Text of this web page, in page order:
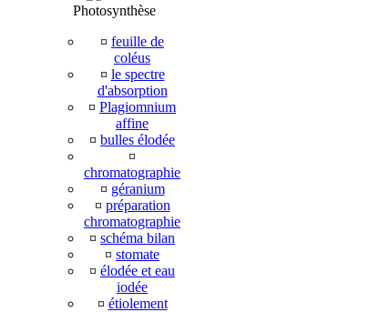
Photosynthèse
¤ feuille de
coléus
¤ le spectre
d'absorption
¤ Plagiomnium
affine
¤ bulles élodée
¤
chromatographie
¤ géranium
¤ préparation
chromatographie
¤ schéma bilan
¤ stomate
¤ élodée et eau
iodée
¤ étiolement